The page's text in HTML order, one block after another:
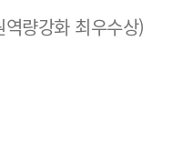
량강화 최우수상)